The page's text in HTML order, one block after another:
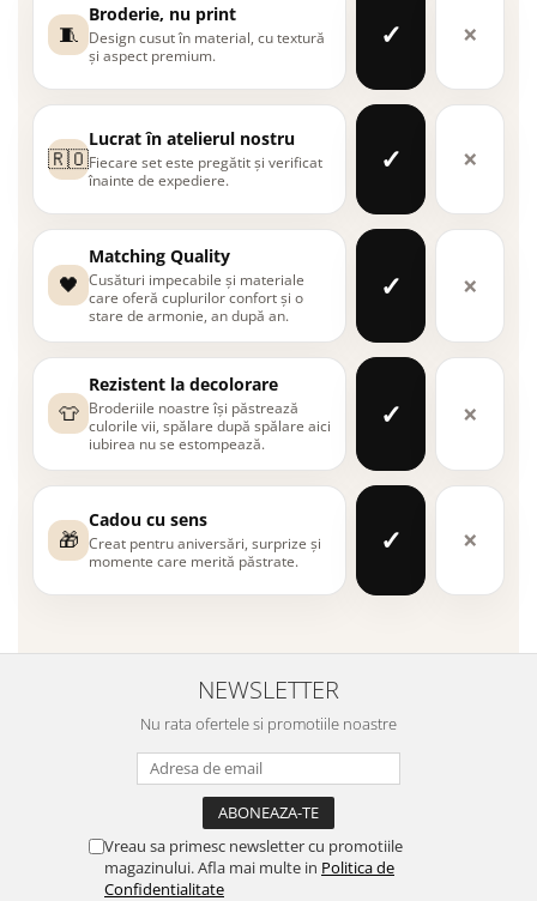
🧵
Broderie, nu print
Design cusut în material, cu textură
și aspect premium.
✓ ×
🇷🇴
Lucrat în atelierul nostru
Fiecare set este pregătit și verificat
înainte de expediere.
✓ ×
🖤
Matching Quality
Cusături impecabile și materiale
care oferă cuplurilor confort și o
stare de armonie, an după an.
✓ ×
👕
Rezistent la decolorare
Broderiile noastre își păstrează
culorile vii, spălare după spălare aici
iubirea nu se estompează.
✓ ×
🎁
Cadou cu sens
Creat pentru aniversări, surprize și
momente care merită păstrate.
✓ ×
NEWSLETTER
Nu rata ofertele si promotiile noastre
Vreau sa primesc newsletter cu promotiile
magazinului. Afla mai multe in Politica de
Confidentialitate